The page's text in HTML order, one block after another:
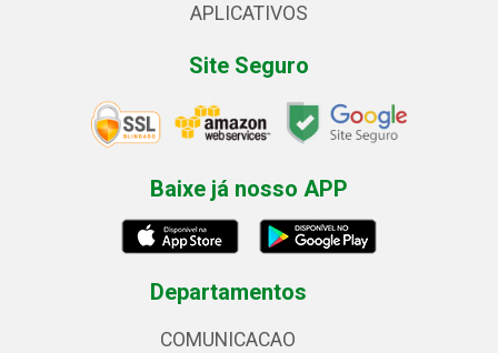
APLICATIVOS
Site Seguro
Baixe já nosso APP
Departamentos
COMUNICACAO